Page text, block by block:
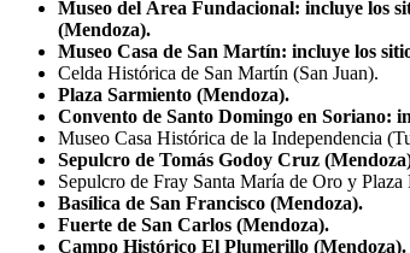
Museo del Área Fundacional: incluye los
(Mendoza).
Museo Casa de San Martín: incluye los
Celda Histórica de San Martín (San Juan).
Plaza Sarmiento (Mendoza).
Convento de Santo Domingo en Soriano:
Museo Casa Histórica de la Independencia
Sepulcro de Tomás Godoy Cruz
Sepulcro de Fray Santa María de Oro y Plaza
Basílica de San Francisco (Mendoza).
Fuerte de San Carlos (Mendoza).
Campo Histórico El Plumerillo (Mendoza).